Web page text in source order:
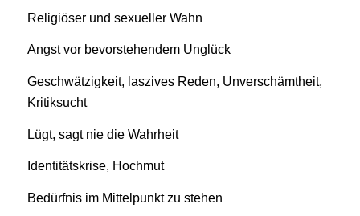
Religiöser und sexueller Wahn
Angst vor bevorstehendem Unglück
Geschwätzigkeit, laszives Reden, Unverschämtheit,
Kritiksucht
Lügt, sagt nie die Wahrheit
Identitätskrise, Hochmut
Bedürfnis im Mittelpunkt zu stehen